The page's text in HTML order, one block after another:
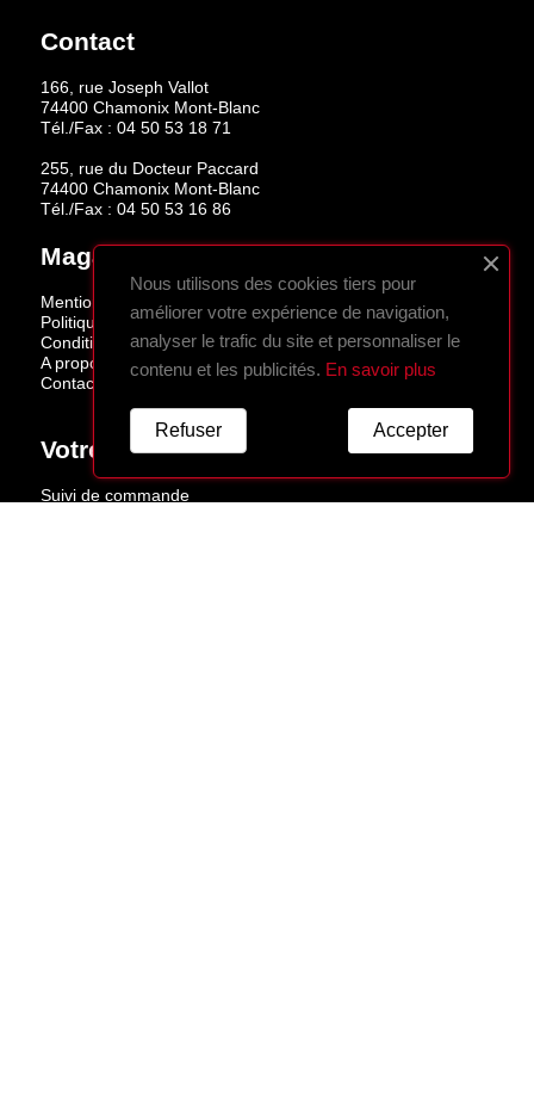
Contact
166, rue Joseph Vallot
74400 Chamonix Mont-Blanc
Tél./Fax : 04 50 53 18 71
255, rue du Docteur Paccard
74400 Chamonix Mont-Blanc
Tél./Fax : 04 50 53 16 86
Magasins
Mentions légales
Politique de confidentialité
Conditions de vente
A propos
Contactez-nous
Votre Compte
Suivi de commande
Nous utilisons des cookies tiers pour
améliorer votre expérience de navigation,
analyser le trafic du site et personnaliser le
contenu et les publicités. En savoir plus
Accepter
Refuser